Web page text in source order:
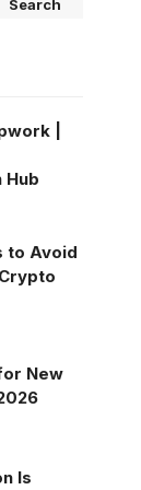
|
to Avoid
New
Is